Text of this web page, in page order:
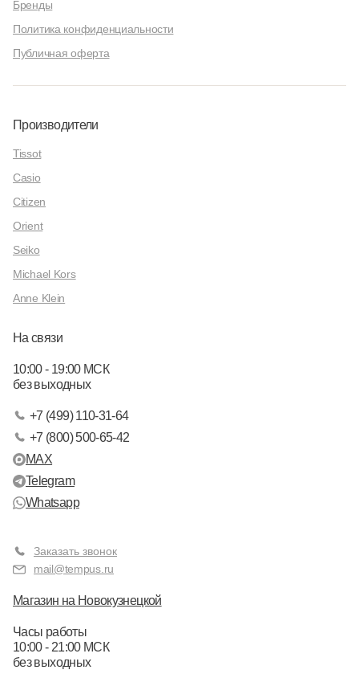
Бренды
Политика конфиденциальности
Публичная оферта
Производители
Tissot
Casio
Citizen
Orient
Seiko
Michael Kors
Anne Klein
На связи
10:00 - 19:00 МСК
без выходных
+7 (499) 110-31-64
+7 (800) 500-65-42
MAX
Telegram
Whatsapp
Заказать звонок
mail@tempus.ru
Магазин на Новокузнецкой
Часы работы
10:00 - 21:00 МСК
без выходных